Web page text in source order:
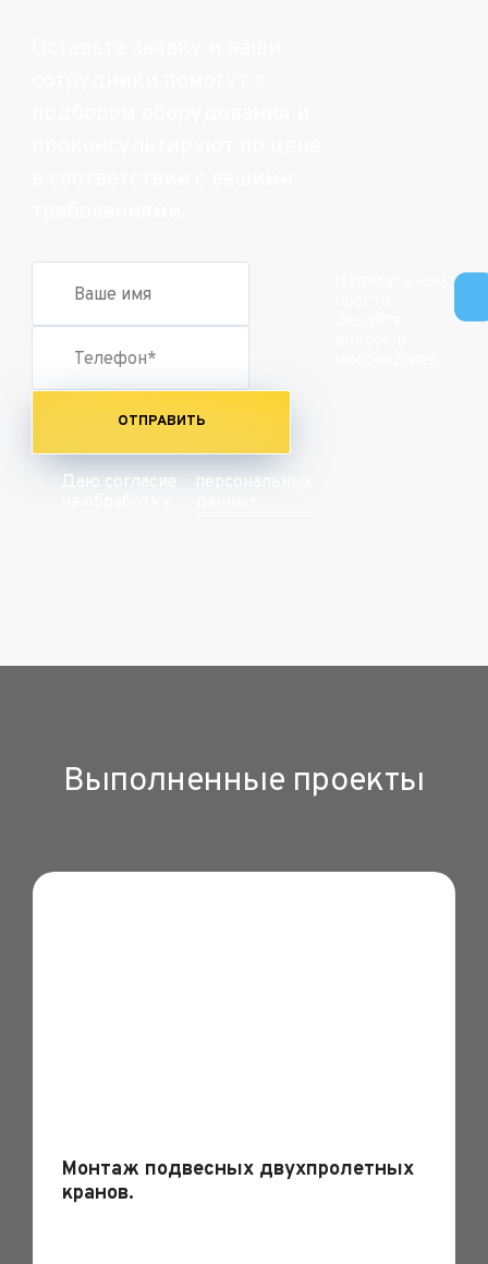
ОТПРАВИТЬ
Даю согласие
персональных
Выполненные проекты
Монтаж подвесных двухпролетных
кранов.